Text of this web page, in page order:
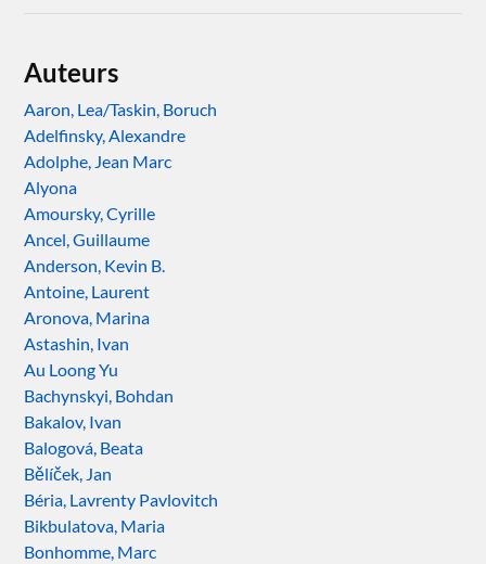
Auteurs
Aaron, Lea/Taskin, Boruch
Adelfinsky, Alexandre
Adolphe, Jean Marc
Alyona
Amoursky, Cyrille
Ancel, Guillaume
Anderson, Kevin B.
Antoine, Laurent
Aronova, Marina
Astashin, Ivan
Au Loong Yu
Bachynskyi, Bohdan
Bakalov, Ivan
Balogová, Beata
Bělíček, Jan
Béria, Lavrenty Pavlovitch
Bikbulatova, Maria
Bonhomme, Marc